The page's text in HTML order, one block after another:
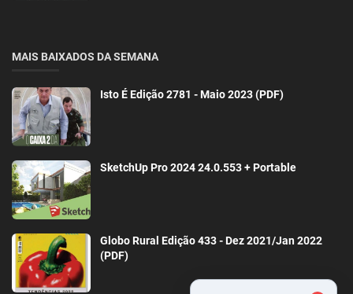
MAIS BAIXADOS DA SEMANA
Isto É Edição 2781 - Maio 2023 (PDF)
SketchUp Pro 2024 24.0.553 + Portable
Globo Rural Edição 433 - Dez 2021/Jan 2022
(PDF)